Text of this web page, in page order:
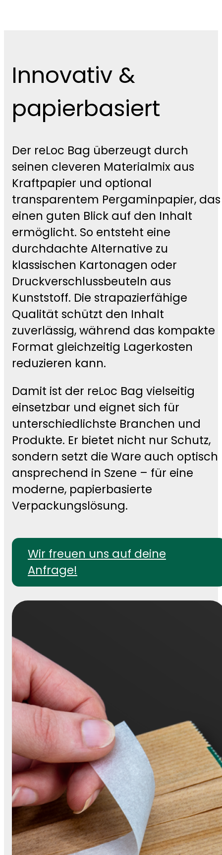
Innovativ &
papierbasiert
Der reLoc Bag überzeugt durch
seinen cleveren Materialmix aus
Kraftpapier und optional
transparentem Pergaminpapier, das
einen guten Blick auf den Inhalt
ermöglicht. So entsteht eine
durchdachte Alternative zu
klassischen Kartonagen oder
Druckverschlussbeuteln aus
Kunststoff. Die strapazierfähige
Qualität schützt den Inhalt
zuverlässig, während das kompakte
Format gleichzeitig Lagerkosten
reduzieren kann.
Damit ist der reLoc Bag vielseitig
einsetzbar und eignet sich für
unterschiedlichste Branchen und
Produkte. Er bietet nicht nur Schutz,
sondern setzt die Ware auch optisch
ansprechend in Szene – für eine
moderne, papierbasierte
Verpackungslösung.
Wir freuen uns auf deine
Anfrage!